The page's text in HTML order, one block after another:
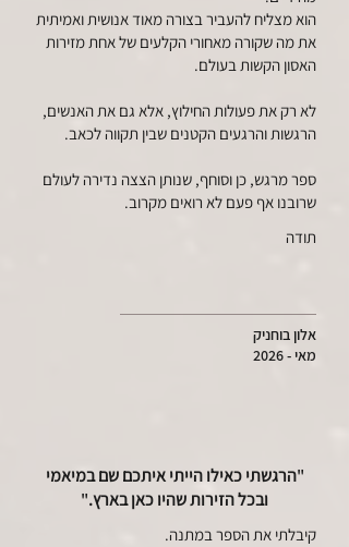
הוא מצליח להעביר בצורה מאוד אנושית ואמיתית
את מה שקורה מאחורי הקלעים של אחת מזירות
האסון הקשות בעולם.
לא רק את פעולות החילוץ, אלא גם את האנשים,
הרגשות והרגעים הקטנים שבין תקווה לכאב.
ספר מרגש, כן וסוחף, שנותן הצצה נדירה לעולם
שרובנו אף פעם לא רואים מקרוב.
תודה
אלון בוחניק
מאי - 2026
"הרגשתי כאילו הייתי איתכם שם במיאמי
ובכל הזירות שהיו כאן בארץ."
קיבלתי את הספר במתנה.